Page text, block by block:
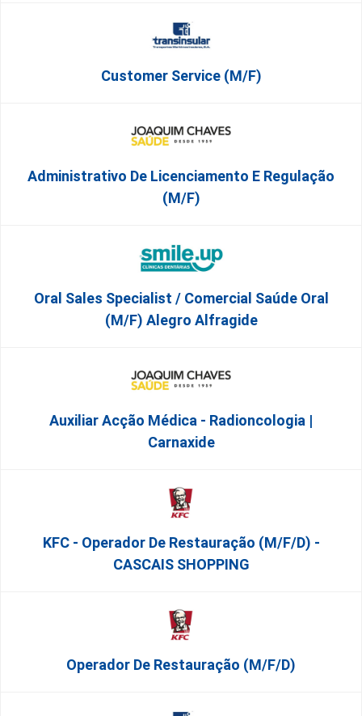
Customer Service (m/f)
Administrativo De Licenciamento E Regulação
(M/F)
Oral Sales Specialist / Comercial Saúde Oral
(M/F) Alegro Alfragide
Auxiliar Acção Médica - Radioncologia |
Carnaxide
KFC - Operador De Restauração (m/f/d) -
CASCAIS SHOPPING
Operador De Restauração (m/f/d)